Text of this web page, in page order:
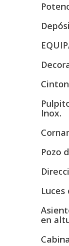
Inox.
Pozo
Luces
en